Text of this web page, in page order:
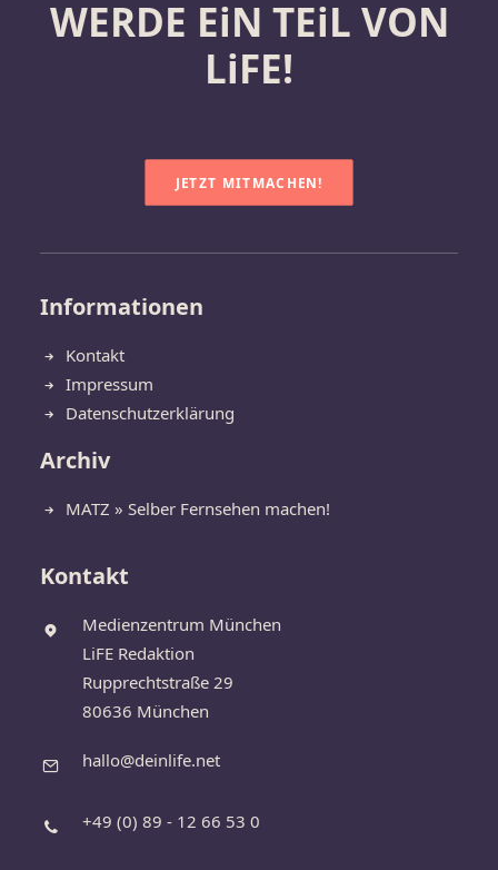
WERDE EiN TEiL VON
LiFE!
JETZT MITMACHEN!
Informationen
Kontakt
Impressum
Datenschutzerklärung
Archiv
MATZ » Selber Fernsehen machen!
Kontakt
Medienzentrum München
LiFE Redaktion
Rupprechtstraße 29
80636 München
hallo@deinlife.net
+49 (0) 89 - 12 66 53 0